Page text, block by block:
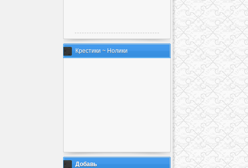
Крестики ~ Нолики
Добавь